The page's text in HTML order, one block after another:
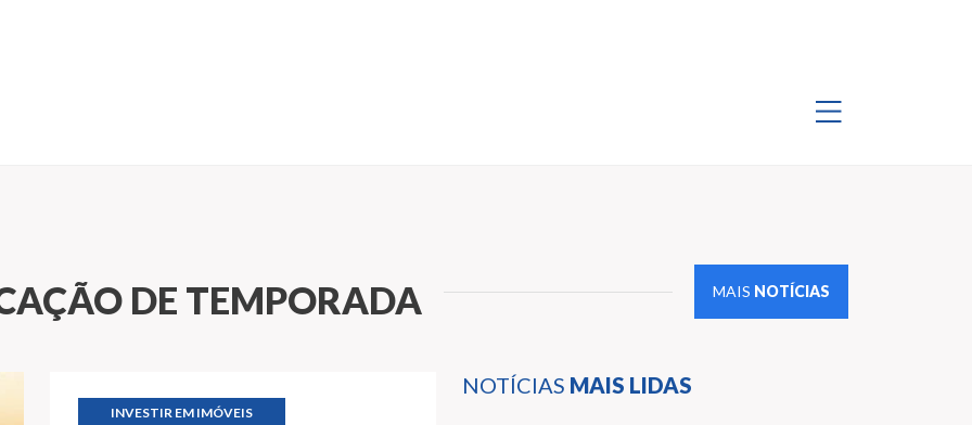
DE TEMPORADA MAIS NOTÍCIAS
NOTÍCIAS MAIS LIDAS
INVESTIR EM IMÓVEIS